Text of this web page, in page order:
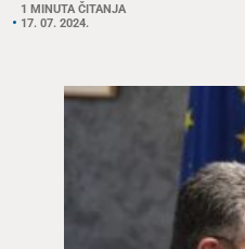
1 MINUTA ČITANJA
17. 07. 2024.